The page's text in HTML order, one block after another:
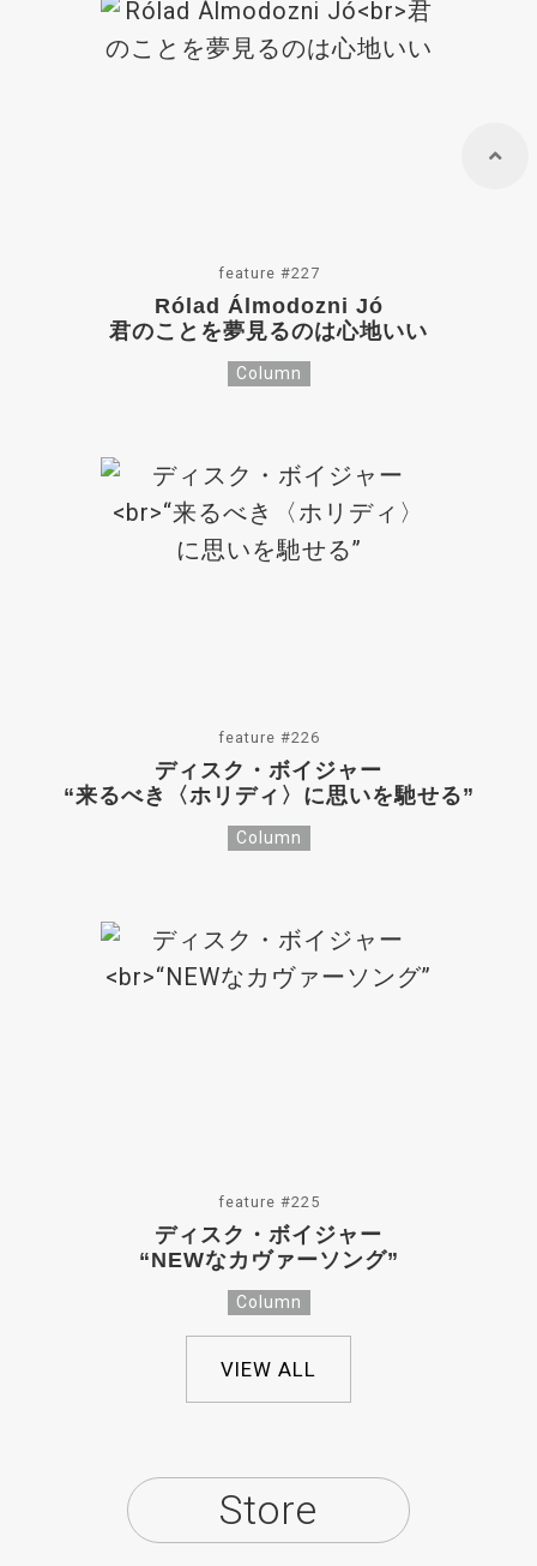
feature #227
Rólad Álmodozni Jó
君のことを夢見るのは心地いい
Column
feature #226
ディスク・ボイジャー
“来るべき〈ホリディ〉に思いを馳せる”
Column
feature #225
ディスク・ボイジャー
“NEWなカヴァーソング”
Column
VIEW ALL
Store